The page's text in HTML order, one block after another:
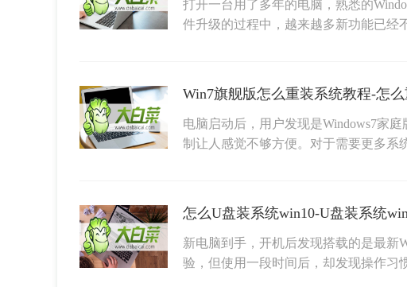
打开一台用了多年的电脑，熟悉的
件升级的过程中，越来越多新功能已经
Win7旗舰版怎么重装系统教程-怎
电脑启动后，用户发现是Windows7家
制让人感觉不够方便。对于需要更多系
怎么U盘装系统win10-U盘装系统
新电脑到手，开机后发现搭载的是最新
验，但使用一段时间后，却发现操作习